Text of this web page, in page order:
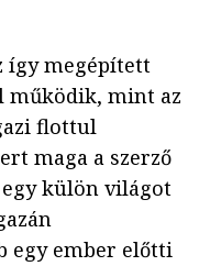
így megépített
mint az
flottul
maga a szerző
külön világot
egy ember előtti